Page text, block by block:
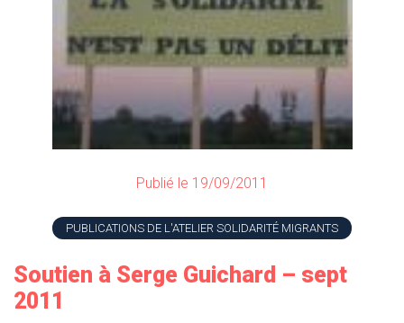
Publié le 19/09/2011
PUBLICATIONS DE L'ATELIER SOLIDARITÉ MIGRANTS
Soutien à Serge Guichard – sept
2011